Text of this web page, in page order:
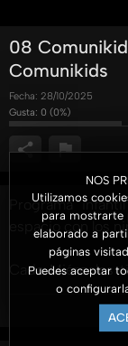
NOS
Utilizamos
para mostrarte
elaborado a
páginas
Puedes aceptar
o
08
Comunikids
Fecha: 28/10/2025
Gusta: 0 (0%)
Programa
espacio con los
Cada Miércoles
invitados
sus distintos